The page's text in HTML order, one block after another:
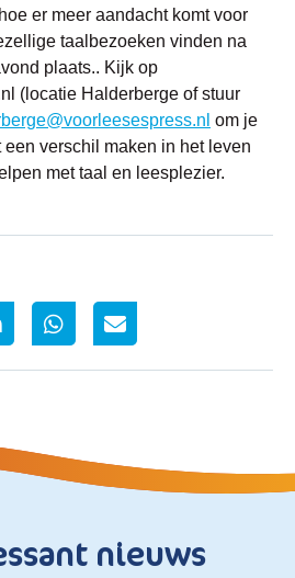
er meer aandacht komt voor
taalbezoeken vinden na
plaats.. Kijk op
(locatie Halderberge of stuur
om je
verschil maken in het leven
met taal en leesplezier.
nieuws